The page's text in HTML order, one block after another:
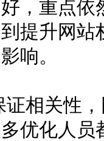
，重点
提升网
响。
相关性，
优化人